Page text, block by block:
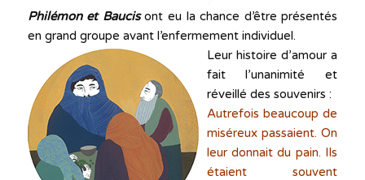
Philémon et Baucisont eu la chance d’être présentés
en grand groupe avant l’enfermement individuel.
Leur histoire d’amour a
fait l’unanimité et
réveillé des souvenirs :
Autrefois beaucoup de
miséreux passaient. On
leur donnait du pain. Ils
étaient souvent